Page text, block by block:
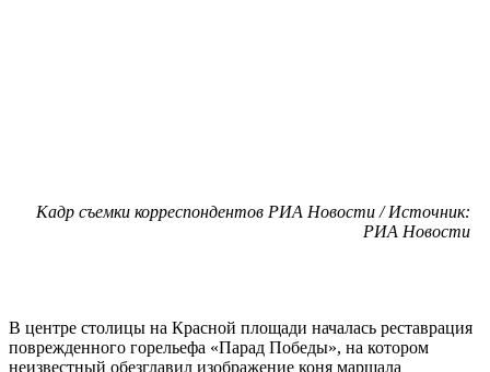
Кадр съемки корреспондентов РИА Новости / Источник:
РИА Новости
В центре столицы на Красной площади началась реставрация
поврежденного горельефа «Парад Победы», на котором
неизвестный обезглавил изображение коня маршала